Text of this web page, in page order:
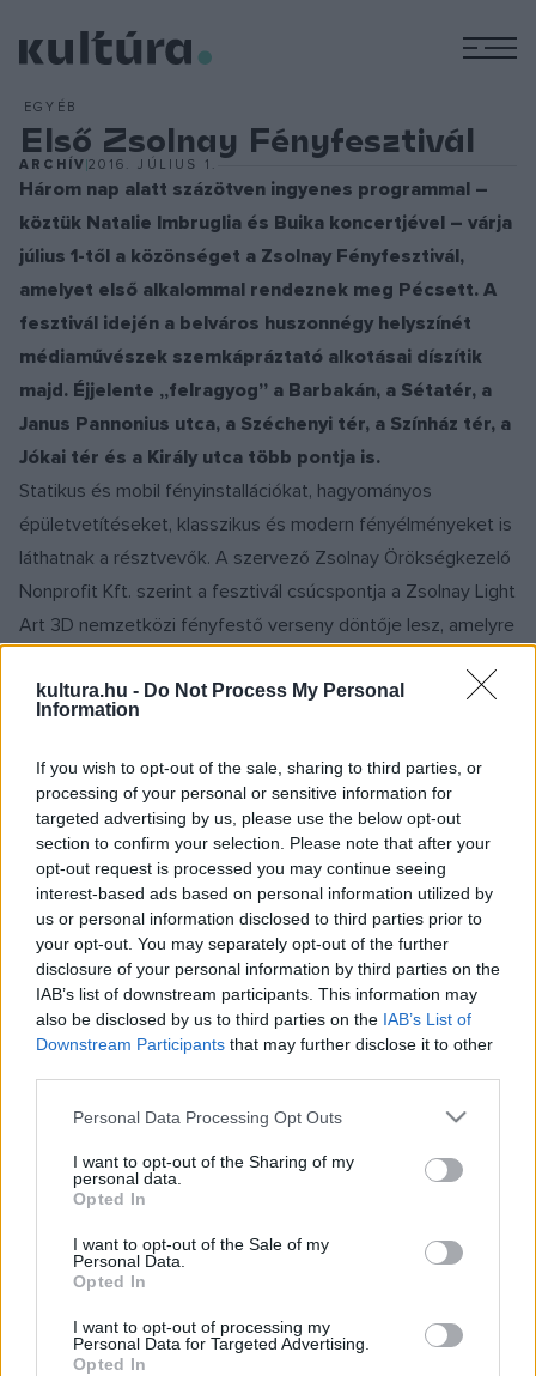
kultura.hu - Do Not Process My Personal
Information
If you wish to opt-out of the sale, sharing to third parties, or
processing of your personal or sensitive information for
targeted advertising by us, please use the below opt-out
section to confirm your selection. Please note that after your
opt-out request is processed you may continue seeing
interest-based ads based on personal information utilized by
us or personal information disclosed to third parties prior to
your opt-out. You may separately opt-out of the further
disclosure of your personal information by third parties on the
IAB’s list of downstream participants. This information may
also be disclosed by us to third parties on the IAB’s List of
Downstream Participants that may further disclose it to other
Please note that this website/app uses one or more Google
not limited to your visit or usage behaviour. You may click to
grant or deny consent to Google and its third-party tags to
use your data for below specified purposes in below Google
consent section.
Personal Data Processing Opt Outs
I want to opt-out of the Sharing of my
personal data.
Opted In
I want to opt-out of the Sale of my
Personal Data.
Opted In
I want to opt-out of processing my
Personal Data for Targeted Advertising.
Opted In
EGYÉB
Első Zsolnay Fényfesztivál
ARCHÍV2016. JÚLIUS 1.
Három nap alatt százötven ingyenes programmal –
köztük Natalie Imbruglia és Buika koncertjével – várja
július 1-től a közönséget a Zsolnay Fényfesztivál,
amelyet első alkalommal rendeznek meg Pécsett. A
fesztivál idején a belváros huszonnégy helyszínét
médiaművészek szemkápráztató alkotásai díszítik
majd. Éjjelente „felragyog” a Barbakán, a Sétatér, a
Janus Pannonius utca, a Széchenyi tér, a Színház tér, a
Jókai tér és a Király utca több pontja is.
Statikus és mobil fényinstallációkat, hagyományos
épületvetítéseket, klasszikus és modern fényélményeket is
láthatnak a résztvevők. A szervező Zsolnay Örökségkezelő
Nonprofit Kft. szerint a fesztivál csúcspontja a Zsolnay Light
Art 3D nemzetközi fényfestő verseny döntője lesz, amelyre
Franciaországból is. A művészek péntek és szombat este a
produkcióikat, amelyek különlegessége, hogy a bazilika
oldalhajója mellett annak tornyaira is vetítenek.
A fényfesztivál úgynevezett cirkuszi helyszínén, a
Széchenyi téren péntek este a Theater Tol nevű, 18 fős
belga utcaszínházi-légtornász formáció előadását láthatják
az érdeklődők. A bemutatón egy 60 tonnás daru emeli
magasba a szereplőket. A közönség szórakoztatásáról –
Gypsies koncertje gondoskodik.
A Zsolnay Örökségkezelő Nonprofit Kft. arra is felhívta a
figyelmet, hogy a fesztivál két kiemelt fellépőjének
koncertje is ingyenesen látogatható: Natalie Imbruglia és
Buika előadását is belépődíj nélkül élvezhetik a